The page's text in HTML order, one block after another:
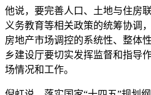
他说，要完善人口、土地与住房
义务教育等相关政策的统筹协调
房地产市场调控的系统性、整体
乡建设厅要切实发挥监督和指导
场情况和工作。